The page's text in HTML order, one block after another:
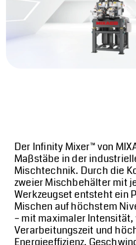
Jobs
Kontakt
Videos
Downloads
Mischer kostenlos
Der Infinity Mixer™ von
Maßstäbe in der
Mischtechnik. Durch die
zweier Mischbehälter mit
Werkzeugset entsteht ein
Mischen auf höchstem
– mit maximaler
Verarbeitungszeit und